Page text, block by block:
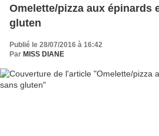
Omelette/pizza aux épinards
gluten
Publié le 28/07/2016 à 16:42
Par MISS DIANE